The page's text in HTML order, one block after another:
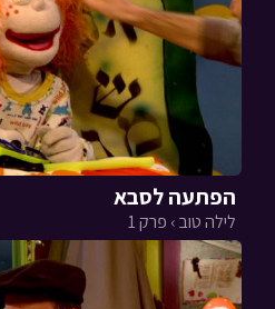
הפתעה לסבא
לילה טוב › פרק 1